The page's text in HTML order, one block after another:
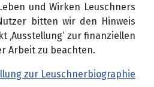
und Wirken Leuschners
bitten wir den Hinweis
‚Ausstellung‘ zur finanziellen
Arbeit zu beachten.
zur Leuschnerbiographie